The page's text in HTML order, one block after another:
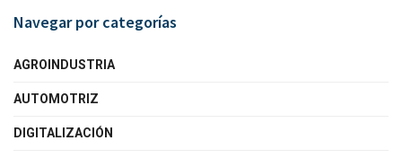
Navegar por categorías
AGROINDUSTRIA
AUTOMOTRIZ
DIGITALIZACIÓN